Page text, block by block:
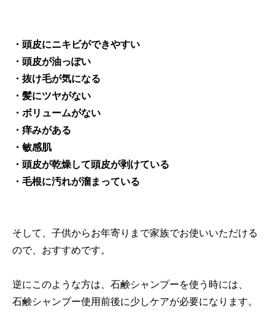
・頭皮にニキビができやすい
・頭皮が油っぽい
・抜け毛が気になる
・髪にツヤがない
・ボリュームがない
・痒みがある
・敏感肌
・頭皮が乾燥して頭皮が剥けている
・毛根に汚れが溜まっている
そして、子供からお年寄りまで家族でお使いいただける
ので、おすすめです。
逆にこのような方は、石鹸シャンプーを使う時には、
石鹸シャンプー使用前後に少しケアが必要になります。